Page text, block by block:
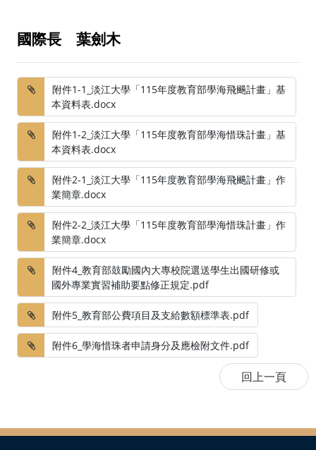
國際長 葉劍木
附件1-1_淡江大學「115年度教育部學海飛颺計畫」基
本資料表.docx
附件1-2_淡江大學「115年度教育部學海惜珠計畫」基
本資料表.docx
附件2-1_淡江大學「115年度教育部學海飛颺計畫」作
業簡章.docx
附件2-2_淡江大學「115年度教育部學海惜珠計畫」作
業簡章.docx
附件4_教育部鼓勵國內大專校院選送學生出國研修或
國外專業實習補助要點修正規定.pdf
附件5_教育部公費項目及支給數額標準表.pdf
附件6_學海惜珠者申請身分及應檢附文件.pdf